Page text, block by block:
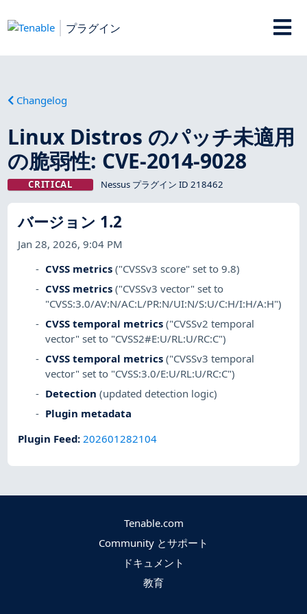
プラグイン
Changelog
Linux Distros のパッチ未適用
の脆弱性: CVE-2014-9028
CRITICAL Nessus プラグイン ID 218462
バージョン 1.2
Jan 28, 2026, 9:04 PM
CVSS metrics ("CVSSv3 score" set to 9.8)
CVSS metrics ("CVSSv3 vector" set to
"CVSS:3.0/AV:N/AC:L/PR:N/UI:N/S:U/C:H/I:H/A:H")
CVSS temporal metrics ("CVSSv2 temporal
vector" set to "CVSS2#E:U/RL:U/RC:C")
CVSS temporal metrics ("CVSSv3 temporal
vector" set to "CVSS:3.0/E:U/RL:U/RC:C")
Detection (updated detection logic)
Plugin metadata
Plugin Feed: 202601282104
Tenable.com
Community とサポート
ドキュメント
教育